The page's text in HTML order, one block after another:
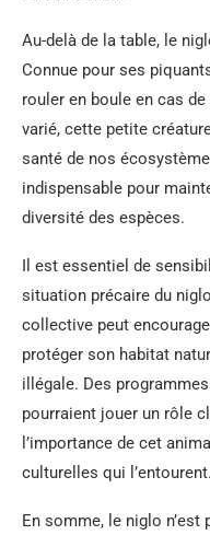
Au-delà de la table, le
Connue pour ses
rouler en boule en cas
varié, cette petite
santé de nos
indispensable pour
diversité des espèces.
Il est essentiel de
situation précaire du
collective peut
protéger son habitat
illégale. Des
pourraient jouer un rôle
l’importance de cet
culturelles qui l’entourent.
En somme, le niglo